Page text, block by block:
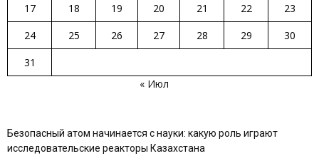
17
18 19 20 21 22
23
24
25 26 27 28 29
30
31
« Июл
Безопасный атом начинается с науки: какую роль играют
исследовательские реакторы Казахстана